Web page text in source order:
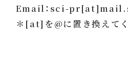
Email：sci-
＊[at]を@に置き換えて